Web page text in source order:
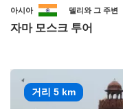
아시아 델리와 그 주변
자마 모스크 투어
거리 5 km